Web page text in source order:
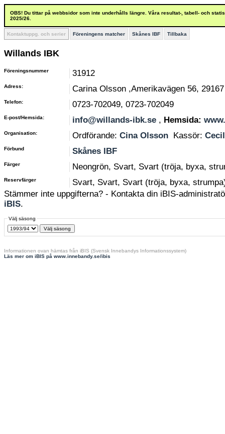
OBS! Du tittar på webbsidor som inte underhålls längre. Våra resultat-, tabell- och
2025/26.
Kontaktuppg. och serier Föreningens matcher Skånes IBF Tillbaka
Willands IBK
Föreningsnummer 31912
Adress: Carina Olsson ,Amerikavägen 56,
Telefon: 0723-702049, 0723-702049
E-post/Hemsida: info@willands-ibk.se , Hemsida:
Organisation: Ordförande: Cina Olsson Kassör:
Förbund Skånes IBF
Färger Neongrön, Svart, Svart (tröja, byxa,
Reservfärger
Svart, Svart, Svart (tröja, byxa,
Stämmer inte uppgifterna? - Kontakta din iBIS-
iBIS.
Välj säsong
Informationen ovan hämtas från iBIS (Svensk Innebandys Informationssystem)
Läs mer om iBIS på www.innebandy.se/ibis